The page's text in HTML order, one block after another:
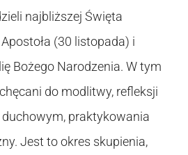
najbliższej Święta
(30 listopada) i
Bożego Narodzenia. W tym
do modlitwy, refleksji
praktykowania
Jest to okres skupienia,